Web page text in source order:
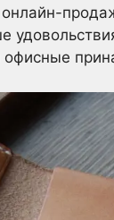
офисные